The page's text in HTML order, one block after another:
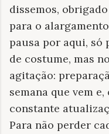
dissemos,
para o
pausa por aqui, só
de costume, mas
agitação:
semana que vem
constante
Para não perder